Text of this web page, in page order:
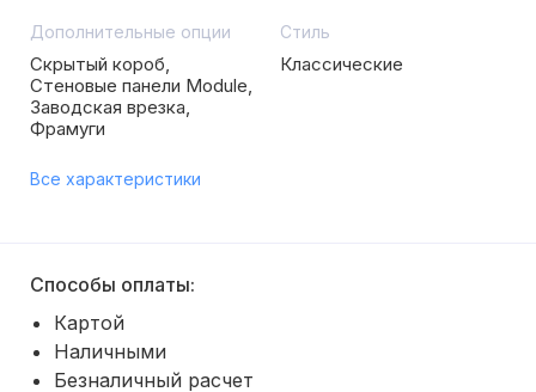
Дополнительные опции
Скрытый короб,
Стеновые панели Module,
Заводская врезка,
Фрамуги
Стиль
Классические
Все характеристики
Способы оплаты:
Картой
Наличными
Безналичный расчет